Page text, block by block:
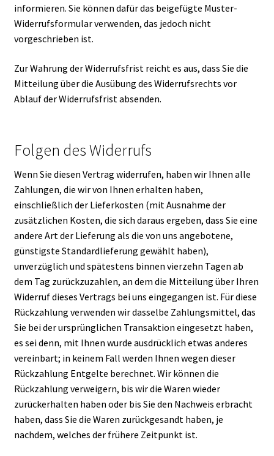
informieren. Sie können dafür das beigefügte Muster-
Widerrufsformular verwenden, das jedoch nicht
vorgeschrieben ist.
Zur Wahrung der Widerrufsfrist reicht es aus, dass Sie die
Mitteilung über die Ausübung des Widerrufsrechts vor
Ablauf der Widerrufsfrist absenden.
Folgen des Widerrufs
Wenn Sie diesen Vertrag widerrufen, haben wir Ihnen alle
Zahlungen, die wir von Ihnen erhalten haben,
einschließlich der Lieferkosten (mit Ausnahme der
zusätzlichen Kosten, die sich daraus ergeben, dass Sie eine
andere Art der Lieferung als die von uns angebotene,
günstigste Standardlieferung gewählt haben),
unverzüglich und spätestens binnen vierzehn Tagen ab
dem Tag zurückzuzahlen, an dem die Mitteilung über Ihren
Widerruf dieses Vertrags bei uns eingegangen ist. Für diese
Rückzahlung verwenden wir dasselbe Zahlungsmittel, das
Sie bei der ursprünglichen Transaktion eingesetzt haben,
es sei denn, mit Ihnen wurde ausdrücklich etwas anderes
vereinbart; in keinem Fall werden Ihnen wegen dieser
Rückzahlung Entgelte berechnet. Wir können die
Rückzahlung verweigern, bis wir die Waren wieder
zurückerhalten haben oder bis Sie den Nachweis erbracht
haben, dass Sie die Waren zurückgesandt haben, je
nachdem, welches der frühere Zeitpunkt ist.